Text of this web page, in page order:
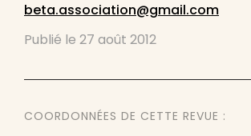
beta.association@gmail.com
Publié le 27 août 2012
COORDONNÉES DE CETTE REVUE :